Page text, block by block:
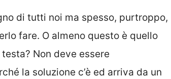
di tutti noi ma spesso, purtroppo,
fare. O almeno questo è quello
Non deve essere
la soluzione c’è ed arriva da un